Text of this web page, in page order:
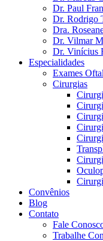
Dr. Paul
Dr. Rodrigo
Dra.
Dr. Vilmar
Dr. Vinícius
Especialidades
Exames
Cirurgias
Convênios
Blog
Contato
Fale
Trabalhe